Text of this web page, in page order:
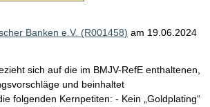
Banken e.V. (R001458) am 19.06.2024
sich auf die im BMJV-RefE enthaltenen,
und beinhaltet
folgenden Kernpetiten: - Kein „Goldplating“